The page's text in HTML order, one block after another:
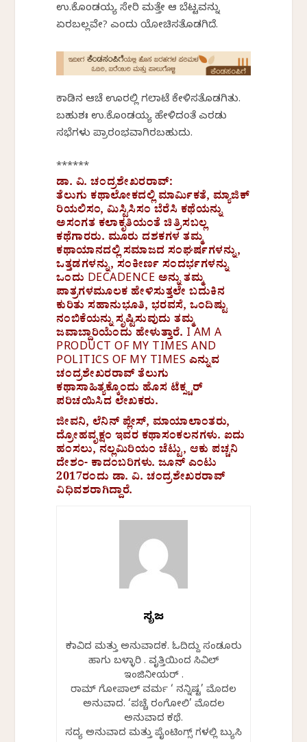
ಉ.ಕೊಂಡಯ್ಯ ಸೇರಿ ಮತ್ತೇ ಆ ಬೆಟ್ಟವನ್ನು
ಏರಬಲ್ಲವೇ? ಎಂದು ಯೋಚಿಸತೊಡಗಿದೆ.
ಕಾಡಿನ ಆಚೆ ಊರಲ್ಲಿ ಗಲಾಟೆ ಕೇಳಿಸತೊಡಗಿತು.
ಬಹುಶಃ ಉ.ಕೊಂಡಯ್ಯ ಹೇಳಿದಂತೆ ಎರಡು
ಸಭೆಗಳು ಪ್ರಾರಂಭವಾಗಿರಬಹುದು.
******
ಡಾ. ವಿ. ಚಂದ್ರಶೇಖರರಾವ್:
ತೆಲುಗು ಕಥಾಲೋಕದಲ್ಲಿ ಮಾರ್ಮಿಕತೆ, ಮ್ಯಾಜಿಕ್
ರಿಯಲಿಸಂ, ಮಿಸ್ಟಿಸಿಸಂ ಬೆರೆಸಿ ಕಥೆಯನ್ನು
ಅಸಂಗತ ಕಲಾಕೃತಿಯಂತೆ ಚಿತ್ರಿಸಬಲ್ಲ
ಕಥೆಗಾರರು. ಮೂರು ದಶಕಗಳ ತಮ್ಮ
ಕಥಾಯಾನದಲ್ಲಿ ಸಮಾಜದ ಸಂಘರ್ಷಗಳನ್ನು,
ಒತ್ತಡಗಳನ್ನು, ಸಂಕೀರ್ಣ ಸಂದರ್ಭಗಳನ್ನು
ಒಂದು DECADENCE ಅನ್ನು ತಮ್ಮ
ಪಾತ್ರಗಳಮೂಲಕ ಹೇಳಿಸುತ್ತಲೇ ಬದುಕಿನ
ಕುರಿತು ಸಹಾನುಭೂತಿ, ಭರವಸೆ, ಒಂದಿಷ್ಟು
ನಂಬಿಕೆಯನ್ನು ಸೃಷ್ಟಿಸುವುದು ತಮ್ಮ
ಜವಾಬ್ದಾರಿಯೆಂದು ಹೇಳುತ್ತಾರೆ. I AM A
PRODUCT OF MY TIMES AND
POLITICS OF MY TIMES ಎನ್ನುವ
ಚಂದ್ರಶೇಖರರಾವ್ ತೆಲುಗು
ಕಥಾಸಾಹಿತ್ಯಕ್ಕೊಂದು ಹೊಸ ಟೆಕ್ಸ್ಚರ್
ಪರಿಚಯಿಸಿದ ಲೇಖಕರು.
ಜೀವನಿ, ಲೆನಿನ್ ಪ್ಲೇಸ್, ಮಾಯಾಲಾಂತರು,
ದ್ರೋಹವೃಕ್ಷಂ ಇವರ ಕಥಾಸಂಕಲನಗಳು. ಐದು
ಹಂಸಲು, ನಲ್ಲಮಿರಿಯಂ ಚೆಟ್ಟು, ಆಕು ಪಚ್ಚನಿ
ದೇಶಂ- ಕಾದಂಬರಿಗಳು. ಜೂನ್ ಎಂಟು
2017ರಂದು ಡಾ. ವಿ. ಚಂದ್ರಶೇಖರರಾವ್
ವಿಧಿವಶರಾಗಿದ್ದಾರೆ.
ಸೃಜನ್
ಕಲಾವಿದ ಮತ್ತು ಅನುವಾದಕ. ಓದಿದ್ದು ಸಂಡೂರು
ಹಾಗು ಬಳ್ಳಾರಿ . ವೃತ್ತಿಯಿಂದ ಸಿವಿಲ್
ಇಂಜಿನೀಯರ್ .
ರಾಮ್ ಗೋಪಾಲ್ ವರ್ಮ ‘ ನನ್ನಿಷ್ಟ’ ಮೊದಲ
ಅನುವಾದ. ‘ಪಚ್ಚೆ ರಂಗೋಲಿ’ ಮೊದಲ
ಅನುವಾದ ಕಥೆ.
ಸದ್ಯ ಅನುವಾದ ಮತ್ತು ಪೈಂಟಿಂಗ್ಸ್ ಗಳಲ್ಲಿ ಬ್ಯುಸಿ